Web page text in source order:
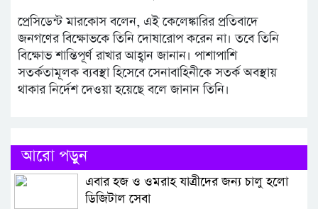
প্রেসিডেন্ট মারকোস বলেন, এই কেলেঙ্কারির প্রতিবাদে
জনগণের বিক্ষোভকে তিনি দোষারোপ করেন না। তবে তিনি
বিক্ষোভ শান্তিপূর্ণ রাখার আহ্বান জানান। পাশাপাশি
সতর্কতামূলক ব্যবস্থা হিসেবে সেনাবাহিনীকে সতর্ক অবস্থায়
থাকার নির্দেশ দেওয়া হয়েছে বলে জানান তিনি।
আরো পড়ুন
এবার হজ ও ওমরাহ যাত্রীদের জন্য চালু হলো
ডিজিটাল সেবা